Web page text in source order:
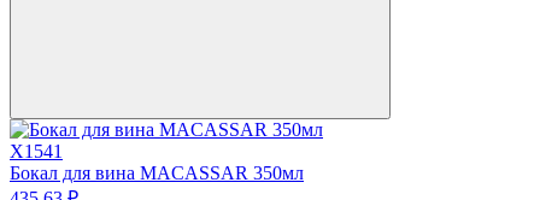
X1541
Бокал для вина MACASSAR 350мл